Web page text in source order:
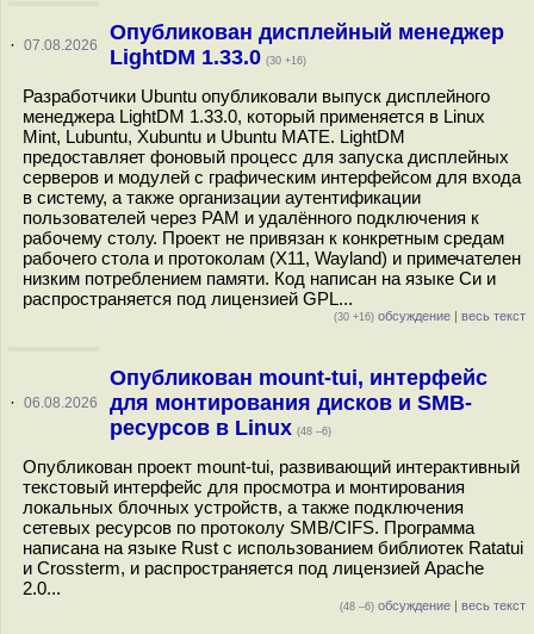
· 07.08.2026
Опубликован дисплейный менеджер
LightDM 1.33.0 (30 +16)
Разработчики Ubuntu опубликовали выпуск дисплейного
менеджера LightDM 1.33.0, который применяется в Linux
Mint, Lubuntu, Xubuntu и Ubuntu MATE. LightDM
предоставляет фоновый процесс для запуска дисплейных
серверов и модулей с графическим интерфейсом для входа
в систему, а также организации аутентификации
пользователей через PAM и удалённого подключения к
рабочему столу. Проект не привязан к конкретным средам
рабочего стола и протоколам (X11, Wayland) и примечателен
низким потреблением памяти. Код написан на языке Си и
распространяется под лицензией GPL...
(30 +16) обсуждение | весь текст
· 06.08.2026
Опубликован mount-tui, интерфейс
для монтирования дисков и SMB-
ресурсов в Linux (48 –6)
Опубликован проект mount-tui, развивающий интерактивный
текстовый интерфейс для просмотра и монтирования
локальных блочных устройств, а также подключения
сетевых ресурсов по протоколу SMB/CIFS. Программа
написана на языке Rust с использованием библиотек Ratatui
и Crossterm, и распространяется под лицензией Apache
2.0...
(48 –6) обсуждение | весь текст